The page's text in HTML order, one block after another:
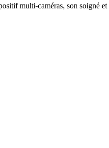
multi-caméras, son soigné